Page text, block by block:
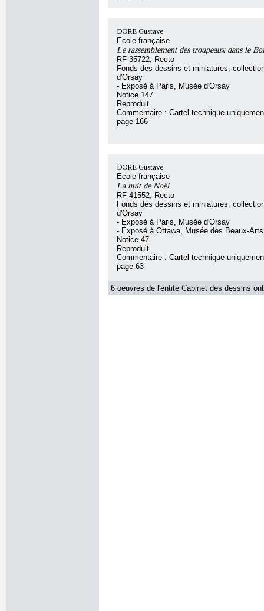
DORE Gustave
Ecole française
Le rassemblement des troupeaux dans le
RF 35722, Recto
Fonds des dessins et miniatures,
d'Orsay
- Exposé à Paris, Musée d'Orsay
Notice 147
Reproduit
Commentaire : Cartel technique
page 166
DORE Gustave
Ecole française
La nuit de Noël
RF 41552, Recto
Fonds des dessins et miniatures,
d'Orsay
- Exposé à Paris, Musée d'Orsay
- Exposé à Ottawa, Musée des Beaux-
Notice 47
Reproduit
Commentaire : Cartel technique
page 63
6 oeuvres de l'entité Cabinet des dessins